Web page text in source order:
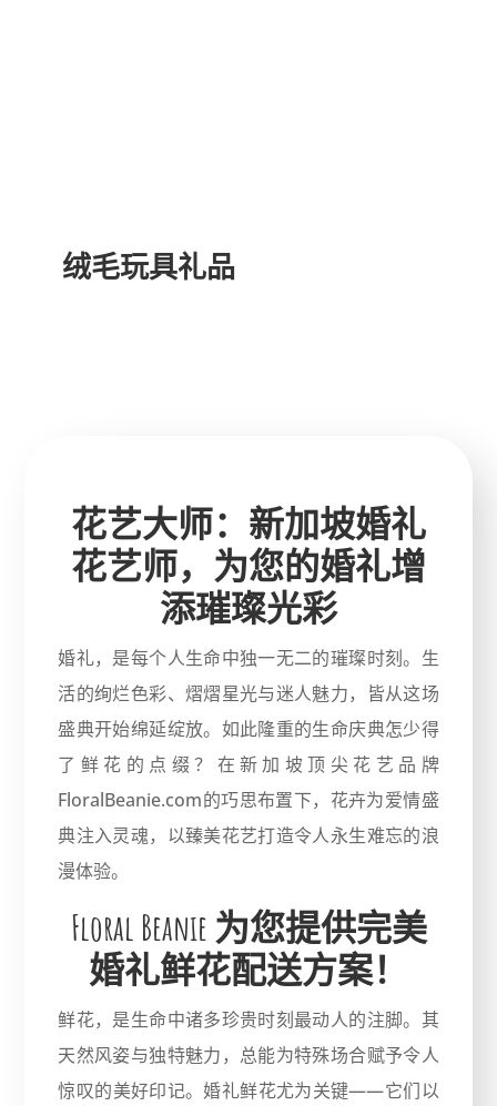
绒毛玩具礼品
花艺大师：新加坡婚礼
花艺师，为您的婚礼增
添璀璨光彩
婚礼，是每个人生命中独一无二的璀璨时刻。生
活的绚烂色彩、熠熠星光与迷人魅力，皆从这场
盛典开始绵延绽放。如此隆重的生命庆典怎少得
了鲜花的点缀？在新加坡顶尖花艺品牌
FloralBeanie.com的巧思布置下，花卉为爱情盛
典注入灵魂，以臻美花艺打造令人永生难忘的浪
漫体验。
Floral Beanie 为您提供完美
婚礼鲜花配送方案！
鲜花，是生命中诸多珍贵时刻最动人的注脚。其
天然风姿与独特魅力，总能为特殊场合赋予令人
惊叹的美好印记。婚礼鲜花尤为关键——它们以